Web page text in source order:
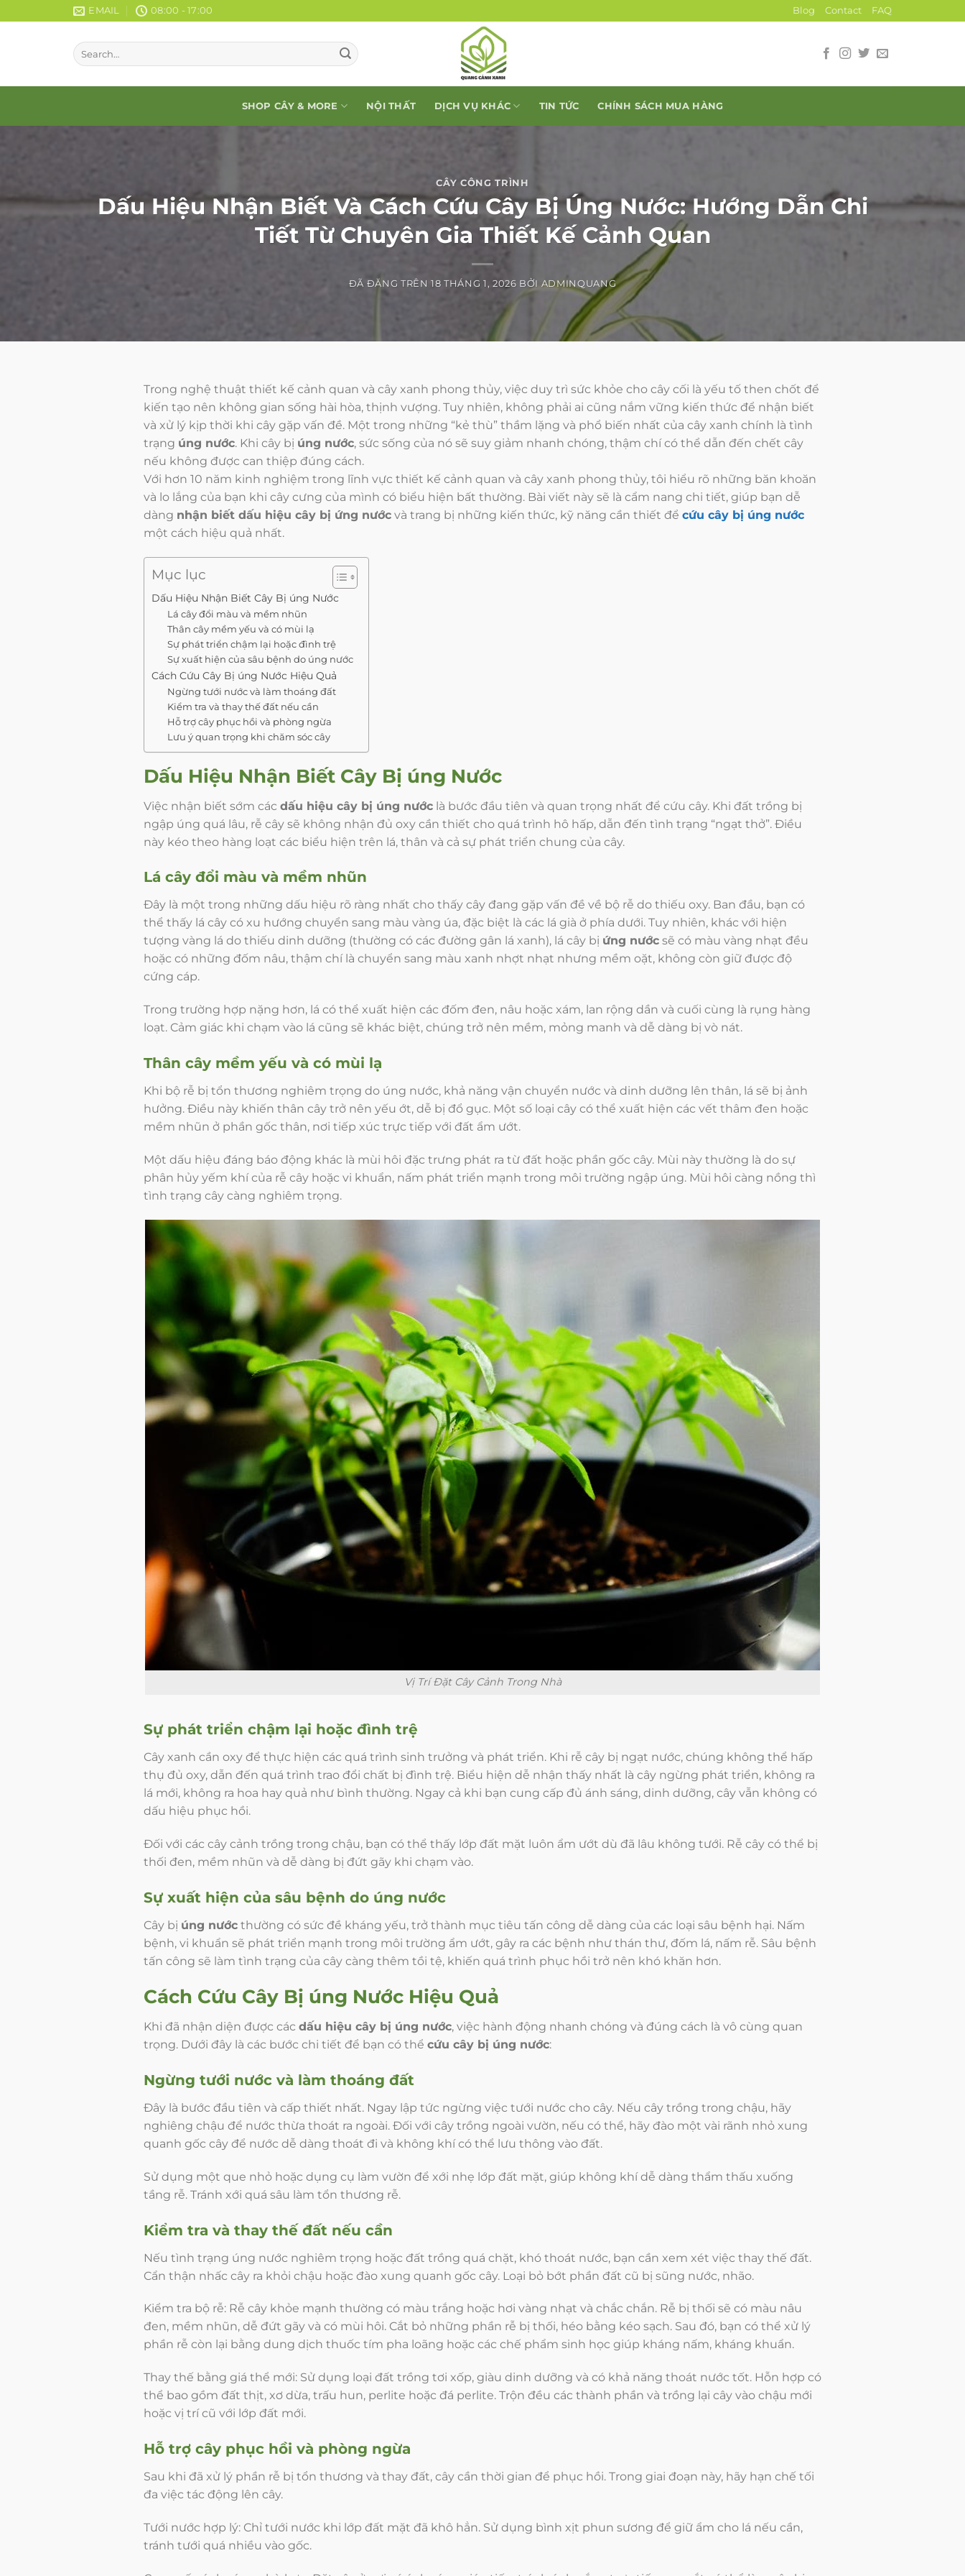
đến
EMAIL 08:00 - 17:00 Blog Contact FAQ
SHOP CÂY & MORE NỘI THẤT DỊCH VỤ KHÁC TIN TỨC CHÍNH SÁCH MUA HÀNG
CÂY CÔNG TRÌNH
Dấu Hiệu Nhận Biết Và Cách Cứu Cây Bị Úng Nước: Hướng Dẫn Chi
Tiết Từ Chuyên Gia Thiết Kế Cảnh Quan
ĐÃ ĐĂNG TRÊN18 THÁNG 1, 2026 BỞI ADMINQUANG
Trong nghệ thuật thiết kế cảnh quan và cây xanh phong thủy, việc duy trì sức khỏe cho cây cối là yếu tố then chốt để
kiến tạo nên không gian sống hài hòa, thịnh vượng. Tuy nhiên, không phải ai cũng nắm vững kiến thức để nhận biết
và xử lý kịp thời khi cây gặp vấn đề. Một trong những “kẻ thù” thầm lặng và phổ biến nhất của cây xanh chính là tình
trạng úng nước. Khi cây bị úng nước, sức sống của nó sẽ suy giảm nhanh chóng, thậm chí có thể dẫn đến chết cây
nếu không được can thiệp đúng cách.
Với hơn 10 năm kinh nghiệm trong lĩnh vực thiết kế cảnh quan và cây xanh phong thủy, tôi hiểu rõ những băn khoăn
và lo lắng của bạn khi cây cưng của mình có biểu hiện bất thường. Bài viết này sẽ là cẩm nang chi tiết, giúp bạn dễ
dàng nhận biết dấu hiệu cây bị ứng nướcvà trang bị những kiến thức, kỹ năng cần thiết để cứu cây bị úng nước
một cách hiệu quả nhất.
Mục lục
Dấu Hiệu Nhận Biết Cây Bị úng Nước
Lá cây đổi màu và mềm nhũn
Thân cây mềm yếu và có mùi lạ
Sự phát triển chậm lại hoặc đình trệ
Sự xuất hiện của sâu bệnh do úng nước
Cách Cứu Cây Bị úng Nước Hiệu Quả
Ngừng tưới nước và làm thoáng đất
Kiểm tra và thay thế đất nếu cần
Hỗ trợ cây phục hồi và phòng ngừa
Lưu ý quan trọng khi chăm sóc cây
Dấu Hiệu Nhận Biết Cây Bị úng Nước
Việc nhận biết sớm các dấu hiệu cây bị úng nướclà bước đầu tiên và quan trọng nhất để cứu cây. Khi đất trồng bị
ngập úng quá lâu, rễ cây sẽ không nhận đủ oxy cần thiết cho quá trình hô hấp, dẫn đến tình trạng “ngạt thở”. Điều
này kéo theo hàng loạt các biểu hiện trên lá, thân và cả sự phát triển chung của cây.
Lá cây đổi màu và mềm nhũn
Đây là một trong những dấu hiệu rõ ràng nhất cho thấy cây đang gặp vấn đề về bộ rễ do thiếu oxy. Ban đầu, bạn có
thể thấy lá cây có xu hướng chuyển sang màu vàng úa, đặc biệt là các lá già ở phía dưới. Tuy nhiên, khác với hiện
tượng vàng lá do thiếu dinh dưỡng (thường có các đường gân lá xanh), lá cây bị ứng nướcsẽ có màu vàng nhạt đều
hoặc có những đốm nâu, thậm chí là chuyển sang màu xanh nhợt nhạt nhưng mềm oặt, không còn giữ được độ
cứng cáp.
Trong trường hợp nặng hơn, lá có thể xuất hiện các đốm đen, nâu hoặc xám, lan rộng dần và cuối cùng là rụng hàng
loạt. Cảm giác khi chạm vào lá cũng sẽ khác biệt, chúng trở nên mềm, mỏng manh và dễ dàng bị vò nát.
Thân cây mềm yếu và có mùi lạ
Khi bộ rễ bị tổn thương nghiêm trọng do úng nước, khả năng vận chuyển nước và dinh dưỡng lên thân, lá sẽ bị ảnh
hưởng. Điều này khiến thân cây trở nên yếu ớt, dễ bị đổ gục. Một số loại cây có thể xuất hiện các vết thâm đen hoặc
mềm nhũn ở phần gốc thân, nơi tiếp xúc trực tiếp với đất ẩm ướt.
Một dấu hiệu đáng báo động khác là mùi hôi đặc trưng phát ra từ đất hoặc phần gốc cây. Mùi này thường là do sự
phân hủy yếm khí của rễ cây hoặc vi khuẩn, nấm phát triển mạnh trong môi trường ngập úng. Mùi hôi càng nồng thì
tình trạng cây càng nghiêm trọng.
Vị Trí Đặt Cây Cảnh Trong Nhà
Sự phát triển chậm lại hoặc đình trệ
Cây xanh cần oxy để thực hiện các quá trình sinh trưởng và phát triển. Khi rễ cây bị ngạt nước, chúng không thể hấp
thụ đủ oxy, dẫn đến quá trình trao đổi chất bị đình trệ. Biểu hiện dễ nhận thấy nhất là cây ngừng phát triển, không ra
lá mới, không ra hoa hay quả như bình thường. Ngay cả khi bạn cung cấp đủ ánh sáng, dinh dưỡng, cây vẫn không có
dấu hiệu phục hồi.
Đối với các cây cảnh trồng trong chậu, bạn có thể thấy lớp đất mặt luôn ẩm ướt dù đã lâu không tưới. Rễ cây có thể bị
thối đen, mềm nhũn và dễ dàng bị đứt gãy khi chạm vào.
Sự xuất hiện của sâu bệnh do úng nước
Cây bị úng nướcthường có sức đề kháng yếu, trở thành mục tiêu tấn công dễ dàng của các loại sâu bệnh hại. Nấm
bệnh, vi khuẩn sẽ phát triển mạnh trong môi trường ẩm ướt, gây ra các bệnh như thán thư, đốm lá, nấm rễ. Sâu bệnh
tấn công sẽ làm tình trạng của cây càng thêm tồi tệ, khiến quá trình phục hồi trở nên khó khăn hơn.
Cách Cứu Cây Bị úng NướcHiệu Quả
Khi đã nhận diện được các dấu hiệu cây bị úng nước, việc hành động nhanh chóng và đúng cách là vô cùng quan
trọng. Dưới đây là các bước chi tiết để bạn có thể cứu cây bị úng nước:
Ngừng tưới nước và làm thoáng đất
Đây là bước đầu tiên và cấp thiết nhất. Ngay lập tức ngừng việc tưới nước cho cây. Nếu cây trồng trong chậu, hãy
nghiêng chậu để nước thừa thoát ra ngoài. Đối với cây trồng ngoài vườn, nếu có thể, hãy đào một vài rãnh nhỏ xung
quanh gốc cây để nước dễ dàng thoát đi và không khí có thể lưu thông vào đất.
Sử dụng một que nhỏ hoặc dụng cụ làm vườn để xới nhẹ lớp đất mặt, giúp không khí dễ dàng thẩm thấu xuống
tầng rễ. Tránh xới quá sâu làm tổn thương rễ.
Kiểm tra và thay thế đất nếu cần
Nếu tình trạng úng nước nghiêm trọng hoặc đất trồng quá chặt, khó thoát nước, bạn cần xem xét việc thay thế đất.
Cẩn thận nhấc cây ra khỏi chậu hoặc đào xung quanh gốc cây. Loại bỏ bớt phần đất cũ bị sũng nước, nhão.
Kiểm tra bộ rễ: Rễ cây khỏe mạnh thường có màu trắng hoặc hơi vàng nhạt và chắc chắn. Rễ bị thối sẽ có màu nâu
đen, mềm nhũn, dễ đứt gãy và có mùi hôi. Cắt bỏ những phần rễ bị thối, héo bằng kéo sạch. Sau đó, bạn có thể xử lý
phần rễ còn lại bằng dung dịch thuốc tím pha loãng hoặc các chế phẩm sinh học giúp kháng nấm, kháng khuẩn.
Thay thế bằng giá thể mới: Sử dụng loại đất trồng tơi xốp, giàu dinh dưỡng và có khả năng thoát nước tốt. Hỗn hợp có
thể bao gồm đất thịt, xơ dừa, trấu hun, perlite hoặc đá perlite. Trộn đều các thành phần và trồng lại cây vào chậu mới
hoặc vị trí cũ với lớp đất mới.
Hỗ trợ cây phục hồi và phòng ngừa
Sau khi đã xử lý phần rễ bị tổn thương và thay đất, cây cần thời gian để phục hồi. Trong giai đoạn này, hãy hạn chế tối
đa việc tác động lên cây.
Tưới nước hợp lý: Chỉ tưới nước khi lớp đất mặt đã khô hẳn. Sử dụng bình xịt phun sương để giữ ẩm cho lá nếu cần,
tránh tưới quá nhiều vào gốc.